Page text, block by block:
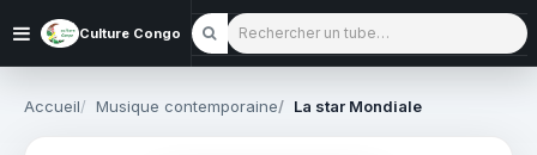
Culture Congo Rechercher un tube
Accueil Musique contemporaine La star Mondiale